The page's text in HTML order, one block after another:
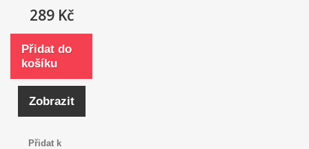
289 Kč
Přidat do
košíku
Zobrazit
Přidat k